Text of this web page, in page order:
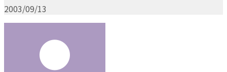
2003/09/13